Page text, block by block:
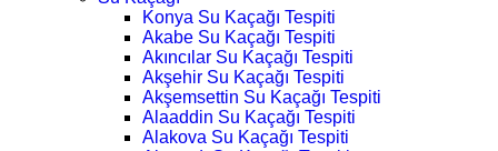
Konya Su Kaçağı Tespiti
Akabe Su Kaçağı Tespiti
Akıncılar Su Kaçağı Tespiti
Akşehir Su Kaçağı Tespiti
Akşemsettin Su Kaçağı Tespiti
Alaaddin Su Kaçağı Tespiti
Alakova Su Kaçağı Tespiti